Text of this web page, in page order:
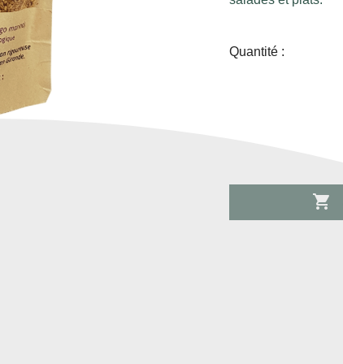
Quantité :
